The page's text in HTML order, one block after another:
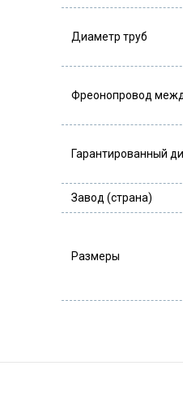
Диаметр труб
Фреонопровод
Гарантированный
Завод (страна)
Размеры